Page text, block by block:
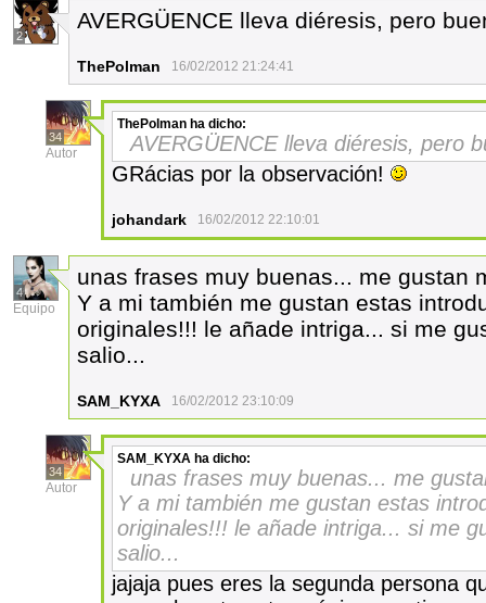
2
AVERGÜENCE lleva diéresis, pero
ThePolman 16/02/2012 21:24:41
34
Autor
ThePolman ha dicho:
AVERGÜENCE lleva diéresis, pero
GRácias por la observación!
johandark 16/02/2012 22:10:01
4
Equipo
unas frases muy buenas... me gustan
Y a mi también me gustan estas
originales!!! le añade intriga... si me
salio...
SAM_KYXA 16/02/2012 23:10:09
34
Autor
SAM_KYXA ha dicho:
unas frases muy buenas... me
Y a mi también me gustan estas
originales!!! le añade intriga... si me
salio...
jajaja pues eres la segunda persona